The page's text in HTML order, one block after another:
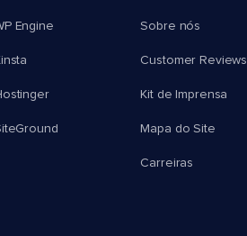
Engine Sobre nós
Customer Reviews
Kit de Imprensa
Mapa do Site
Carreiras